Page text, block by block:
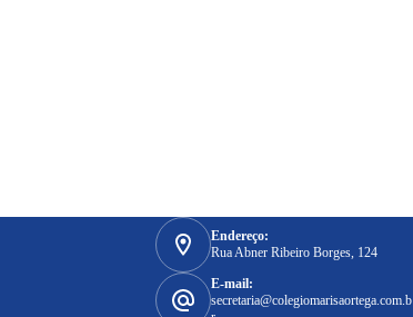
Endereço:
Rua Abner Ribeiro Borges, 124
E-mail:
secretaria@colegiomarisaortega.com.b